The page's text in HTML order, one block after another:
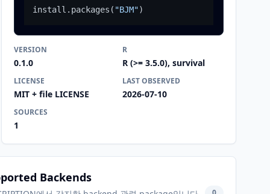
install.packages ( "BJM")
VERSION
0.1.0
R
R (>= 3.5.0), survival
LICENSE
MIT + file LICENSE
LAST OBSERVED
2026-07-10
SOURCES
1
Backends